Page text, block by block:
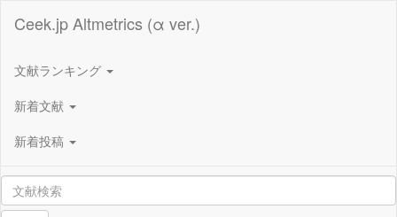
Ceek.jp Altmetrics (α ver.)
文献ランキング
新着文献
新着投稿